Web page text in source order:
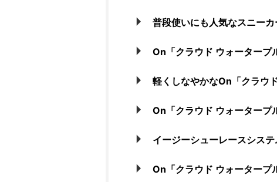
普段使いにも人気なスニー
On「クラウド ウォータープ
軽くしなやかなOn「クラウ
On「クラウド ウォータープ
イージーシューレースシス
On「クラウド ウォータープ